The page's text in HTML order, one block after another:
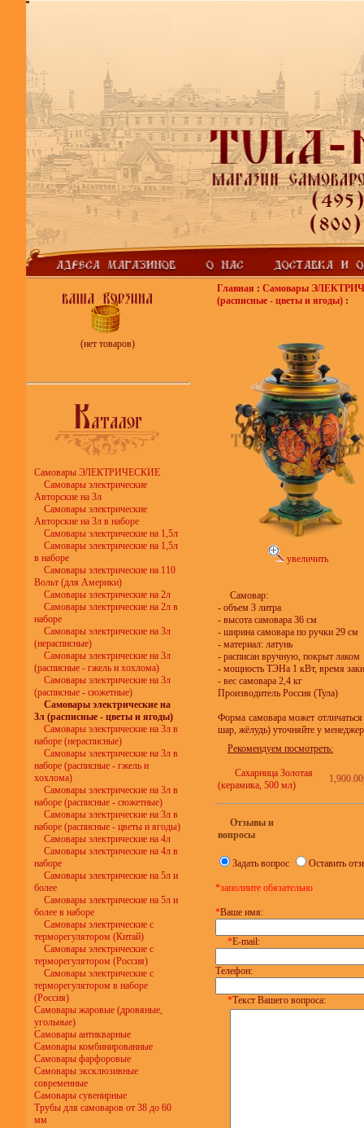
(нет товаров)
Самовары ЭЛЕКТРИЧЕСКИЕ
Самовары электрические
Авторские на 3л
Самовары электрические
Авторские на 3л в наборе
Самовары электрические на 1,5л
Самовары электрические на 1,5л
в наборе
Самовары электрические на 110
Вольт (для Америки)
Самовары электрические на 2л
Самовары электрические на 2л в
наборе
Самовары электрические на 3л
(нерасписные)
Самовары электрические на 3л
(расписные - гжель и хохлома)
Самовары электрические на 3л
(расписные - сюжетные)
Самовары электрические на
3л (расписные - цветы и ягоды)
Самовары электрические на 3л в
наборе (нерасписные)
Самовары электрические на 3л в
наборе (расписные - гжель и
хохлома)
Самовары электрические на 3л в
наборе (расписные - сюжетные)
Самовары электрические на 3л в
наборе (расписные - цветы и ягоды)
Самовары электрические на 4л
Самовары электрические на 4л в
наборе
Самовары электрические на 5л и
более
Самовары электрические на 5л и
более в наборе
Самовары электрические с
терморегулятором (Китай)
Самовары электрические с
терморегулятором (Россия)
Самовары электрические с
терморегулятором в наборе
(Россия)
Самовары жаровые (дровяные,
угольные)
Самовары антикварные
Самовары комбинированные
Самовары фарфоровые
Самовары эксклюзивные
современные
Самовары сувенирные
Трубы для самоваров от 38 до 60
мм
Главная : Самовары
(расписные - цветы и ягоды) :
увеличить
Самовар:
- объем 3 литра
- высота самовара 36 см
- ширина самовара по ручки 29 см
- материал: латунь
- расписан вручную, покрыт лаком
- мощность ТЭНа 1 кВт, время
- вес самовара 2,4 кг
Производитель Россия (Тула)
Форма самовара может
шар, жёлудь) уточняйте у
Рекомендуем посмотреть:
Сахарница Золотая
(керамика, 500 мл)
Отзывы и
вопросы
Задать вопрос Оставить
*заполните обязательно
*Ваше имя:
*E-mail:
Телефон:
*Текст Вашего вопроса: